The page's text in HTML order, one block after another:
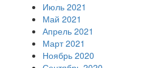
Июль 2021
Май 2021
Апрель 2021
Март 2021
Ноябрь 2020